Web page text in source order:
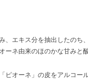
、エキス分を抽出したのち
ネ由来のほのかな甘みと
ピオーネ」の皮をアルコー